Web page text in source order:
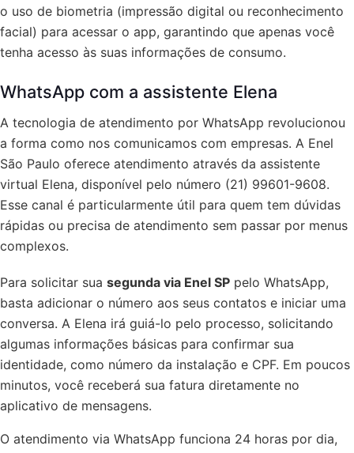
o uso de biometria (impressão digital ou reconhecimento
facial) para acessar o app, garantindo que apenas você
tenha acesso às suas informações de consumo.
WhatsApp com a assistente Elena
A tecnologia de atendimento por WhatsApp revolucionou
a forma como nos comunicamos com empresas. A Enel
São Paulo oferece atendimento através da assistente
virtual Elena, disponível pelo número (21) 99601-9608.
Esse canal é particularmente útil para quem tem dúvidas
rápidas ou precisa de atendimento sem passar por menus
complexos.
Para solicitar sua segunda via Enel SP pelo WhatsApp,
basta adicionar o número aos seus contatos e iniciar uma
conversa. A Elena irá guiá-lo pelo processo, solicitando
algumas informações básicas para confirmar sua
identidade, como número da instalação e CPF. Em poucos
minutos, você receberá sua fatura diretamente no
aplicativo de mensagens.
O atendimento via WhatsApp funciona 24 horas por dia,